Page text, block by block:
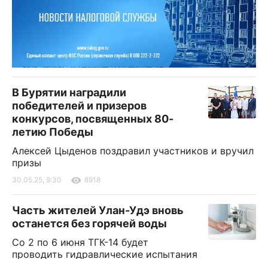
В Бурятии наградили
победителей и призеров
конкурсов, посвященных 80-
летию Победы
Алексей Цыденов поздравил участников и вручил
призы
30.05.25, 9:30 8918
Часть жителей Улан-Удэ вновь
останется без горячей воды
Со 2 по 6 июня ТГК-14 будет
проводить гидравлические испытания